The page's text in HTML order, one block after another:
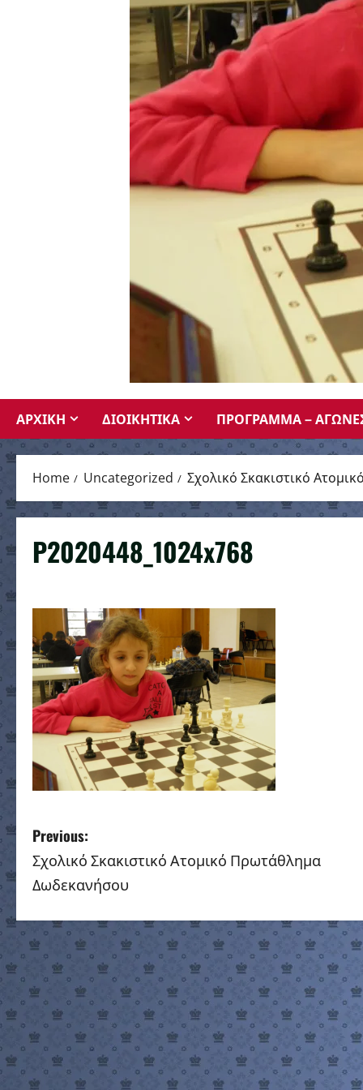
ΑΡΧΙΚΗ ΔΙΟΙΚΗΤΙΚΑ ΠΡΟΓΡΑΜΜΑ –
Home Uncategorized Σχολικό Σκακιστικό
P2020448_1024x768
P
o
t
a
v
i
Previous:
Σχολικό Σκακιστικό Ατομικό Πρωτάθλημα
Δωδεκανήσου